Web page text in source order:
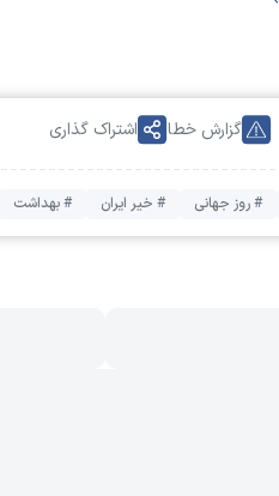
گزارش خطا اشتراک گذاری
# روز جهانی # خیر ایران # بهداشت